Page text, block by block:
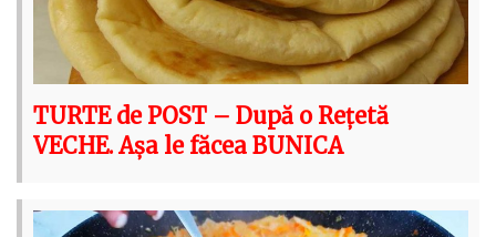
TURTE de POST – După o Rețetă
VECHE. Așa le făcea BUNICA